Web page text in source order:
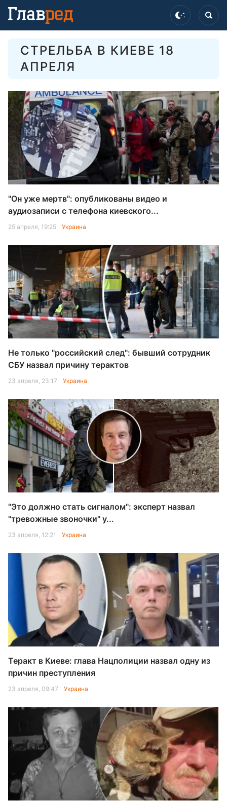
СТРЕЛЬБА В КИЕВЕ 18
АПРЕЛЯ
"Он уже мертв": опубликованы видео и
аудиозаписи с телефона киевского...
25 апреля, 19:25 Украина
Не только "российский след": бывший сотрудник
СБУ назвал причину терактов
23 апреля, 23:17 Украина
"Это должно стать сигналом": эксперт назвал
"тревожные звоночки" у...
23 апреля, 12:21 Украина
Теракт в Киеве: глава Нацполиции назвал одну из
причин преступления
23 апреля, 09:47 Украина